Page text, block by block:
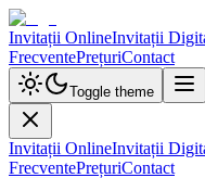
Invitații OnlineInvitații
FrecventePrețuriContact
Toggle theme
Invitații OnlineInvitații
FrecventePrețuriContact